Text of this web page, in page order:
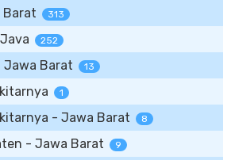
313
252
Barat 13
1
- Jawa Barat 8
- Jawa Barat 9